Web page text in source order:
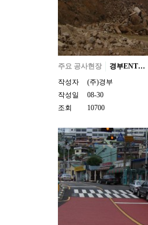
주요 공사현장
경부ENT…
작성자
(주)경부
작성일
08-30
조회
10700